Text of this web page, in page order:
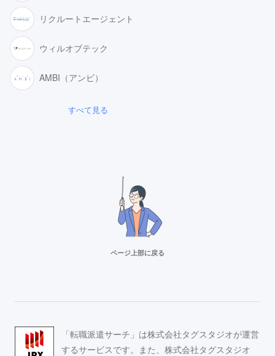
事務求人が豊富！
リクルートエージェント
ウィルオブテック
AMBI（アンビ）
すべて見る
ページ上部に戻る
「転職派遣サーチ」は株式会社タグスタジオが運営
するサービスです。また、株式会社タグスタジオ